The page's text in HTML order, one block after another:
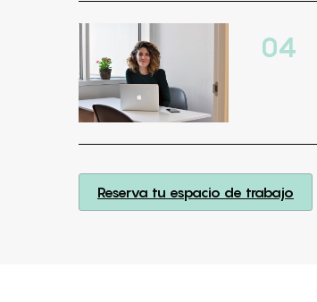
04
Reserva tu espacio de trabajo